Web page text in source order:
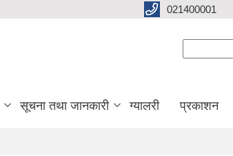
021400001
सूचना तथा जानकारी ग्यालरी प्रकाशन